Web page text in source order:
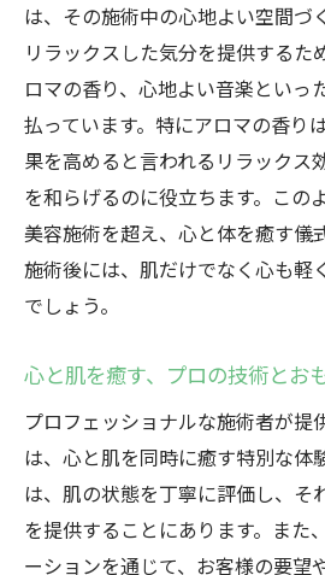
は、その施術中の心地よい空間づ
リラックスした気分を提供するた
ロマの香り、心地よい音楽といっ
払っています。特にアロマの香り
果を高めると言われるリラックス
を和らげるのに役立ちます。この
美容施術を超え、心と体を癒す儀
施術後には、肌だけでなく心も軽
でしょう。
心と肌を癒す、プロの技術とお
プロフェッショナルな施術者が提
は、心と肌を同時に癒す特別な体
は、肌の状態を丁寧に評価し、そ
を提供することにあります。また
ーションを通じて、お客様の要望